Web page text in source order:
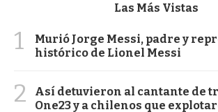
Las Más Vistas
1
Murió Jorge Messi, padre y
histórico de Lionel Messi
2
Así detuvieron al cantante de
One23 y a chilenos que